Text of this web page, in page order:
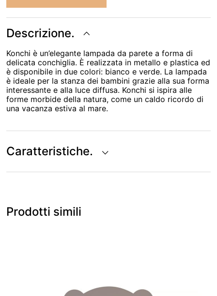
Descrizione.
Konchi è un’elegante lampada da parete a forma di
delicata conchiglia. È realizzata in metallo e plastica ed
è disponibile in due colori: bianco e verde. La lampada
è ideale per la stanza dei bambini grazie alla sua forma
interessante e alla luce diffusa. Konchi si ispira alle
forme morbide della natura, come un caldo ricordo di
una vacanza estiva al mare.
Caratteristiche.
Prodotti simili